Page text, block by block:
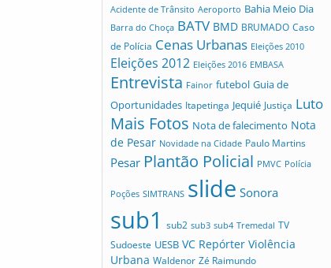
Acidente de Trânsito Aeroporto Bahia Meio Dia
Barra do Choça BATV BMD BRUMADO Caso
de Polícia Cenas Urbanas Eleições 2010
Eleições 2012 Eleições 2016 EMBASA
Entrevista Fainor futebol Guia de
Oportunidades Itapetinga Jequié Justiça Luto
Mais Fotos Nota de falecimento Nota
de Pesar Novidade na Cidade Paulo Martins
Pesar Plantão Policial PMVC Polícia
Poções SIMTRANS slide Sonora
sub1 sub2 sub3 sub4 Tremedal TV
Sudoeste UESB VC Repórter Violência
Urbana Waldenor Zé Raimundo